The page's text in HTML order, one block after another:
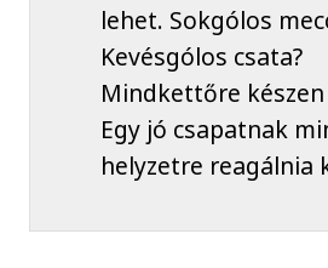
lehet. Sokgólos
Kevésgólos csata?
Mindkettőre
Egy jó csapatnak
helyzetre reagálnia